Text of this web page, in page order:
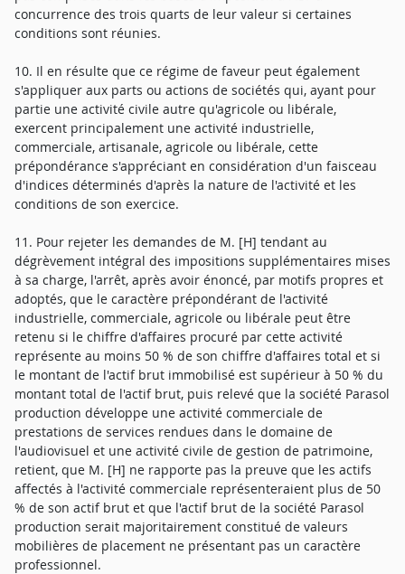
concurrence des trois quarts de leur valeur si certaines
conditions sont réunies.
10. Il en résulte que ce régime de faveur peut également
s'appliquer aux parts ou actions de sociétés qui, ayant pour
partie une activité civile autre qu'agricole ou libérale,
exercent principalement une activité industrielle,
commerciale, artisanale, agricole ou libérale, cette
prépondérance s'appréciant en considération d'un faisceau
d'indices déterminés d'après la nature de l'activité et les
conditions de son exercice.
11. Pour rejeter les demandes de M. [H] tendant au
dégrèvement intégral des impositions supplémentaires mises
à sa charge, l'arrêt, après avoir énoncé, par motifs propres et
adoptés, que le caractère prépondérant de l'activité
industrielle, commerciale, agricole ou libérale peut être
retenu si le chiffre d'affaires procuré par cette activité
représente au moins 50 % de son chiffre d'affaires total et si
le montant de l'actif brut immobilisé est supérieur à 50 % du
montant total de l'actif brut, puis relevé que la société Parasol
production développe une activité commerciale de
prestations de services rendues dans le domaine de
l'audiovisuel et une activité civile de gestion de patrimoine,
retient, que M. [H] ne rapporte pas la preuve que les actifs
affectés à l'activité commerciale représenteraient plus de 50
% de son actif brut et que l'actif brut de la société Parasol
production serait majoritairement constitué de valeurs
mobilières de placement ne présentant pas un caractère
professionnel.